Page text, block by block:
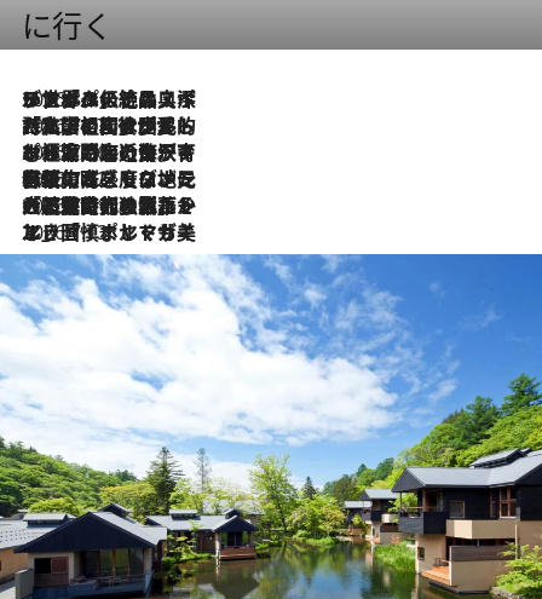
に行く
2026.8.8
リスボンの絶品スイーツ「パステル・デ・ナタ」とは？ポルトガル伝統の奥深い世界へ
2026.7.27
「私の祖国はポルトガル語です」国民的詩人フェルナンド・ペソアと、彼が愛した文学の街を歩く
2026.7.26
ポルトガル近海が育む極上の海の幸。キリリと冷えた白ワインと愉しむ、シーフード専門店の贅沢
2026.7.22
伝統の味をモダンに昇華。高感度な地元客が集う、リスボンの最旬ガストロノミー
2026.7.21
大航海時代の栄華から、震災、独裁、そして革命へ。ポルトガル・首都リスボンの石畳に刻まれた「歴史の光と影」
2026.7.13
エッセイ・ヤマザキマリ「慎ましくも美しき国 ポルトガル」